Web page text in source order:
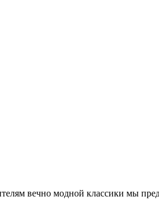
вечно модной классики мы